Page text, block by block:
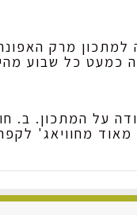
למתכון מרק
כמעט כל שבוע
על המתכון. ב.
מאוד מחוויאג'